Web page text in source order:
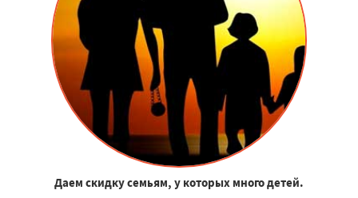
Даем скидку семьям, у которых много детей.